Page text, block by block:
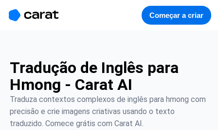
Começar a criar
Tradução de Inglês para
Hmong - Carat AI
Traduza contextos complexos de inglês para hmong com
precisão e crie imagens criativas usando o texto
traduzido. Comece grátis com Carat AI.